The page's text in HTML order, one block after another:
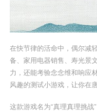
在快节律的活命中，偶尔减
备、家用电器销售、寿光景
力，还能考验念念维和响应
风趣的测试小游戏，让你在
这款游戏名为“真理真理挑